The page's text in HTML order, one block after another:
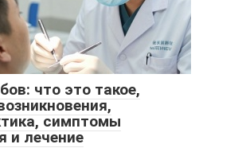
что это такое,
симптомы
и лечение